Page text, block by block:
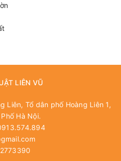
LIÊN VŨ
Liên, Tổ dân phố Hoàng Liên 1,
Hà Nội.